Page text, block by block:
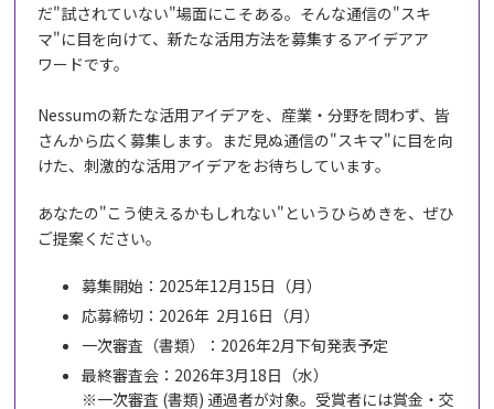
だ"試されていない"場面にこそある。そんな通信の"スキ
マ"に目を向けて、新たな活用方法を募集するアイデアア
ワードです。
Nessumの新たな活用アイデアを、産業・分野を問わず、皆
さんから広く募集します。まだ見ぬ通信の"スキマ"に目を向
けた、刺激的な活用アイデアをお待ちしています。
あなたの"こう使えるかもしれない"というひらめきを、ぜひ
ご提案ください。
募集開始：2025年12月15日（月）
応募締切：2026年 2月16日（月）
一次審査（書類）：2026年2月下旬発表予定
最終審査会：2026年3月18日（水）
※一次審査 (書類) 通過者が対象。受賞者には賞金・交